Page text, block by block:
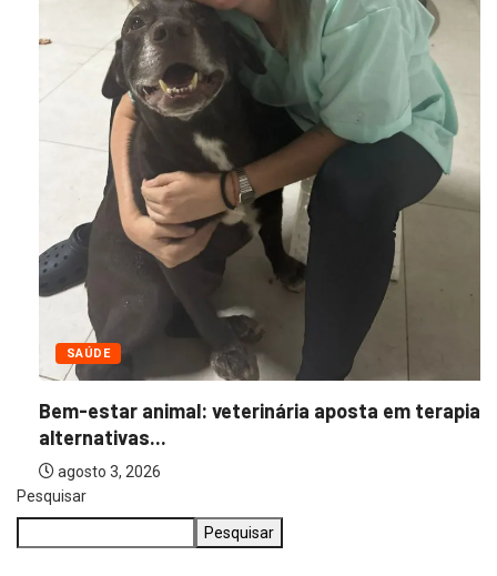
SAÚDE
Bem-estar animal: veterinária aposta em terapias
alternativas...
agosto 3, 2026
Pesquisar
Pesquisar